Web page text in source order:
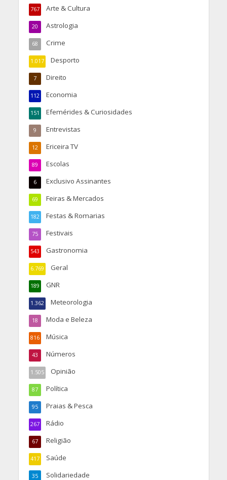
Arte & Cultura
767
Astrologia
20
Crime
68
Desporto
1.017
Direito
7
Economia
112
Efemérides & Curiosidades
151
Entrevistas
9
Ericeira TV
12
Escolas
89
Exclusivo Assinantes
6
Feiras & Mercados
69
Festas & Romarias
182
Festivais
75
Gastronomia
543
Geral
6.769
GNR
189
Meteorologia
1.362
Moda e Beleza
18
Música
816
Números
43
Opinião
1.505
Política
87
Praias & Pesca
95
Rádio
267
Religião
67
Saúde
417
Solidariedade
35